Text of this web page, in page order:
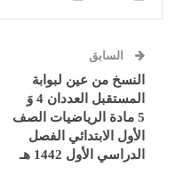
السابق
النسخ من عين لبوابة
المستقبل العددان 4 وَ
5 مادة الرياضيات الصف
الأول الابتدائي الفصل
الدراسي الأول 1442 هـ